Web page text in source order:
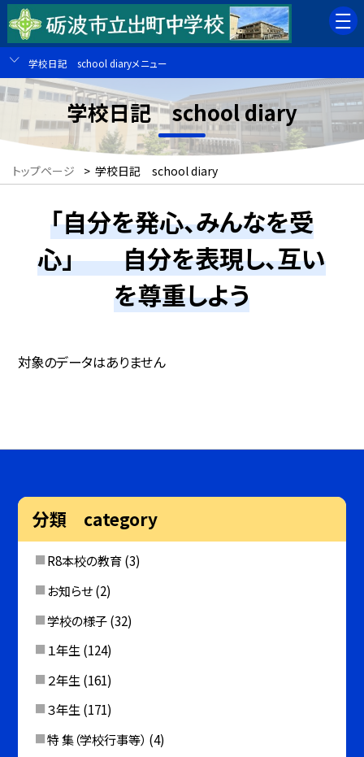
学校日記 school diaryメニュー
学校日記 school diary
トップページ > 学校日記 school diary
「自分を発心、みんなを受
心」 自分を表現し、互い
を尊重しよう
対象のデータはありません
分類 category
R8本校の教育(3)
お知らせ(2)
学校の様子(32)
１年生 (124)
２年生 (161)
３年生(171)
特 集（学校行事等） (4)